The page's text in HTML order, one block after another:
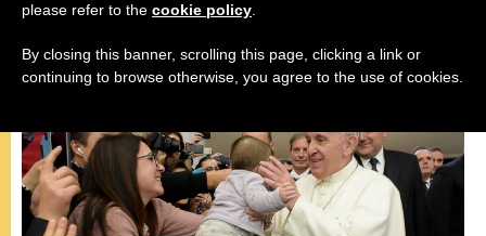
please refer to the cookie policy
By closing this banner, scrolling this page, clicking a link or
continuing to browse otherwise, you agree to the use of cookies.